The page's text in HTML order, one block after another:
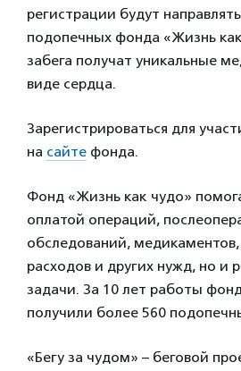
регистрации будут
подопечных фонда «Жизнь
забега получат уникальные
виде сердца.
Зарегистрироваться для
на сайте фонда.
Фонд «Жизнь как чудо»
оплатой операций,
обследований,
расходов и других нужд, но и
задачи. За 10 лет работы
получили более 560
«Бегу за чудом» – беговой